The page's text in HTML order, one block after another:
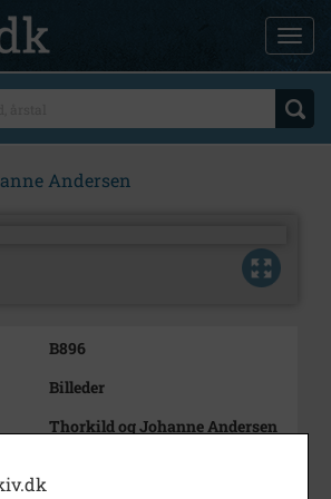
Andersen
B896
Billeder
Thorkild og Johanne Andersen